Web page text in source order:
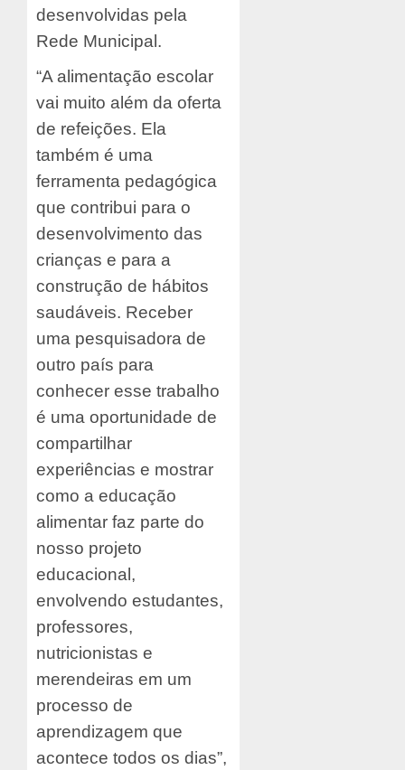
desenvolvidas pela
Rede Municipal.
“A alimentação escolar
vai muito além da oferta
de refeições. Ela
também é uma
ferramenta pedagógica
que contribui para o
desenvolvimento das
crianças e para a
construção de hábitos
saudáveis. Receber
uma pesquisadora de
outro país para
conhecer esse trabalho
é uma oportunidade de
compartilhar
experiências e mostrar
como a educação
alimentar faz parte do
nosso projeto
educacional,
envolvendo estudantes,
professores,
nutricionistas e
merendeiras em um
processo de
aprendizagem que
acontece todos os dias”,